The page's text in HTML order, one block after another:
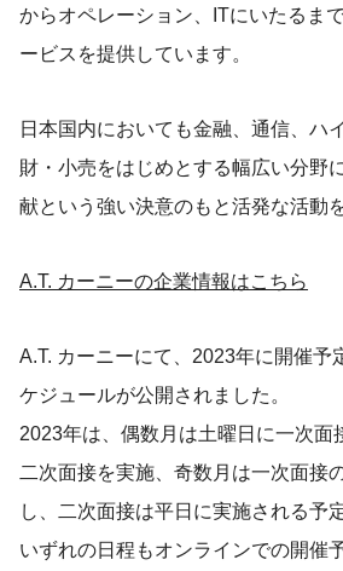
からオペレーション、ITにいたるま
ービスを提供しています。
日本国内においても金融、通信、ハ
財・小売をはじめとする幅広い分野
献という強い決意のもと活発な活動
A.T. カーニーの企業情報はこちら
A.T. カーニーにて、2023年に開催予
ケジュールが公開されました。
2023年は、偶数月は土曜日に一次面
二次面接を実施、奇数月は一次面接
し、二次面接は平日に実施される予
いずれの日程もオンラインでの開催